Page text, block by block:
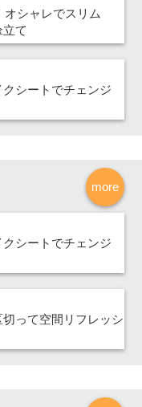
オシャレでスリム
て
シートでチェンジ
more
シートでチェンジ
って空間リフレッシ